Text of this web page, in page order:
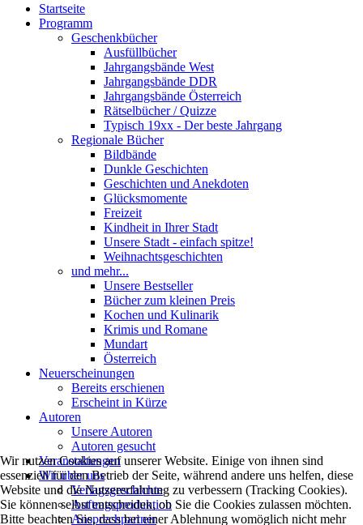
Startseite
Programm
Geschenkbücher
Ausfüllbücher
Jahrgangsbände West
Jahrgangsbände DDR
Jahrgangsbände Österreich
Rätselbücher / Quizze
Typisch 19xx - Der beste Jahrgang
Regionale Bücher
Bildbände
Dunkle Geschichten
Geschichten und Anekdoten
Glücksmomente
Freizeit
Kindheit in Ihrer Stadt
Unsere Stadt - einfach spitze!
Weihnachtsgeschichten
und mehr...
Unsere Bestseller
Bücher zum kleinen Preis
Kochen und Kulinarik
Krimis und Romane
Mundart
Österreich
Neuerscheinungen
Bereits erschienen
Erscheint in Kürze
Autoren
Unsere Autoren
Autoren gesucht
Veranstaltungen
Wir über uns
Verlagsgeschichte
Auftragsproduktion
Ansprechpartner
Wir nutzen Cookies auf unserer Website. Einige von ihnen sind
essenziell für den Betrieb der Seite, während andere uns helfen, diese
Website und die Nutzererfahrung zu verbessern (Tracking Cookies).
Sie können selbst entscheiden, ob Sie die Cookies zulassen möchten.
Bitte beachten Sie, dass bei einer Ablehnung womöglich nicht mehr